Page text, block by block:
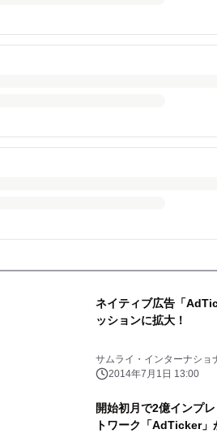
ネイティブ広告「
ッションに拡大！
サムライ・インターナショ
2014年7月1日 13:00
開始初月で2億インプ
トワーク「AdTicker」